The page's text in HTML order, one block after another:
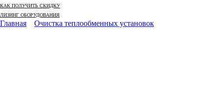
КАК ПОЛУЧИТЬ СКИДКУ
ЛИЗИНГ ОБОРУДОВАНИЯ
Главная Очистка теплообменных установок